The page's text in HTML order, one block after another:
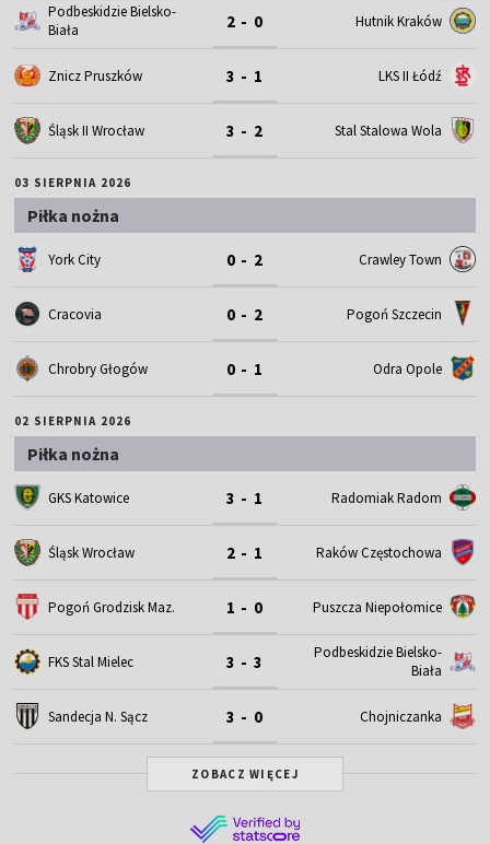
Podbeskidzie Bielsko-
Biała
2 - 0 Hutnik Kraków
Znicz Pruszków 3 - 1 LKS II Łódź
Śląsk II Wrocław 3 - 2 Stal Stalowa Wola
03 SIERPNIA 2026
Piłka nożna
York City 0 - 2 Crawley Town
Cracovia 0 - 2 Pogoń Szczecin
Chrobry Głogów 0 - 1 Odra Opole
02 SIERPNIA 2026
Piłka nożna
GKS Katowice 3 - 1 Radomiak Radom
Śląsk Wrocław 2 - 1 Raków Częstochowa
Pogoń Grodzisk Maz. 1 - 0 Puszcza Niepołomice
FKS Stal Mielec 3 - 3
Podbeskidzie Bielsko-
Biała
Sandecja N. Sącz 3 - 0 Chojniczanka
ZOBACZ WIĘCEJ